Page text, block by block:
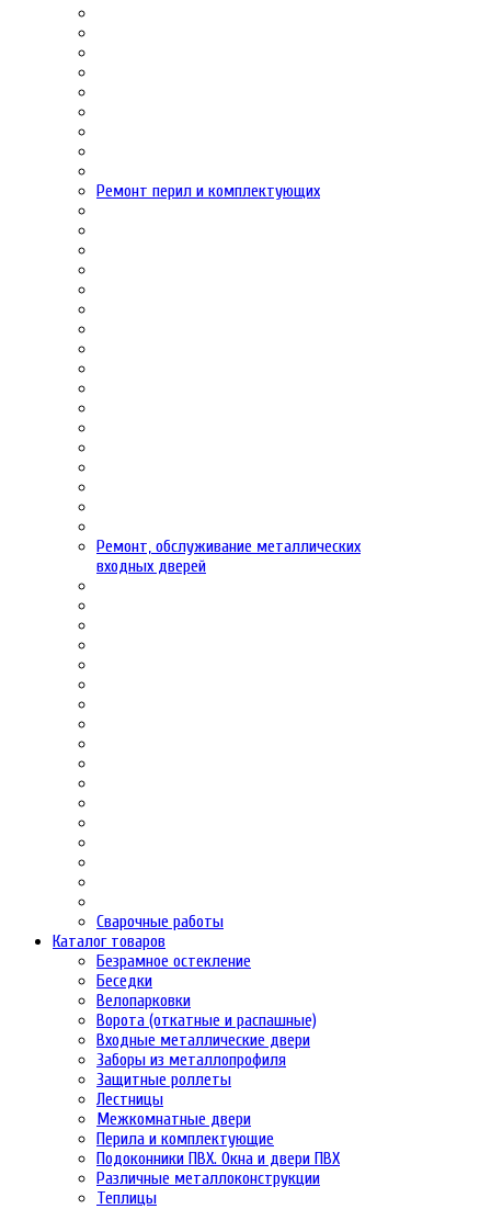
Ремонт перил и комплектующих
Ремонт, обслуживание металлических
входных дверей
Сварочные работы
Каталог товаров
Безрамное остекление
Беседки
Велопарковки
Ворота (откатные и распашные)
Входные металлические двери
Заборы из металлопрофиля
Защитные роллеты
Лестницы
Межкомнатные двери
Перила и комплектующие
Подоконники ПВХ. Окна и двери ПВХ
Различные металлоконструкции
Теплицы